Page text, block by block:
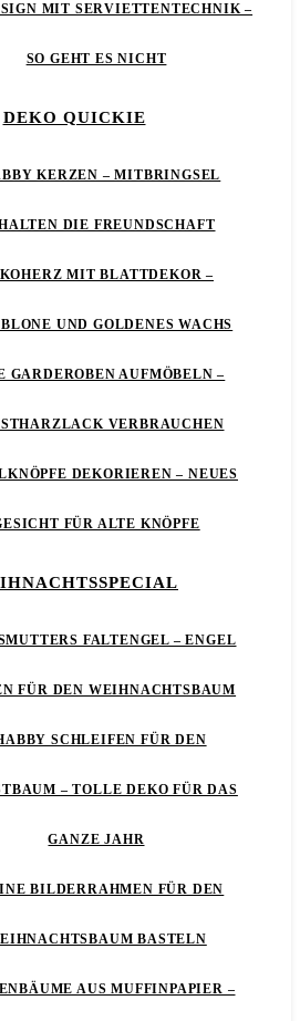
MIT SERVIETTENTECHNIK –
SO GEHT ES NICHT
DEKO QUICKIE
KERZEN – MITBRINGSEL
DIE FREUNDSCHAFT
MIT BLATTDEKOR –
UND GOLDENES WACHS
GARDEROBEN AUFMÖBELN –
VERBRAUCHEN
DEKORIEREN – NEUES
FÜR ALTE KNÖPFE
FALTENGEL – ENGEL F
FÜR DEN WEIHNACHTSBAUM
SCHLEIFEN FÜR DEN
– TOLLE DEKO FÜR DAS
GANZE JAHR
BILDERRAHMEN FÜR DEN
BASTELN
AUS MUFFINPAPIER –